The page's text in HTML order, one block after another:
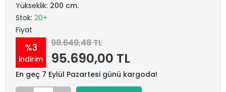
Yükseklik: 200 cm.
Stok: 20+
Fiyat
%3
indirim
98.649,48 TL
95.690,00 TL
En geç 7 Eylül Pazartesi günü kargoda!